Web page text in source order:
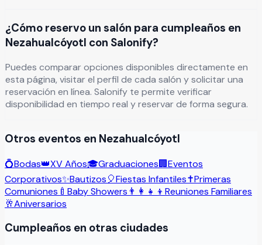
¿Cómo reservo un salón para cumpleaños en
Nezahualcóyotl con Salonify?
Puedes comparar opciones disponibles directamente en
esta página, visitar el perfil de cada salón y solicitar una
reservación en línea. Salonify te permite verificar
disponibilidad en tiempo real y reservar de forma segura.
Otros eventos en Nezahualcóyotl
💍Bodas👑XV Años🎓Graduaciones🏢Eventos
Corporativos✨Bautizos🎈Fiestas Infantiles✝️Primeras
Comuniones 🍼 Baby Showers 👨‍👩‍👧‍👦 Reuniones Familiares
🥂Aniversarios
Cumpleaños en otras ciudades